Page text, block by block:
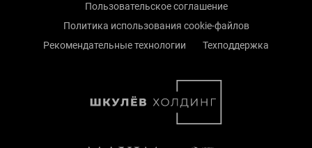
Пользовательское соглашение
Политика использования cookie-файлов
Рекомендательные технологии
Техподдержка